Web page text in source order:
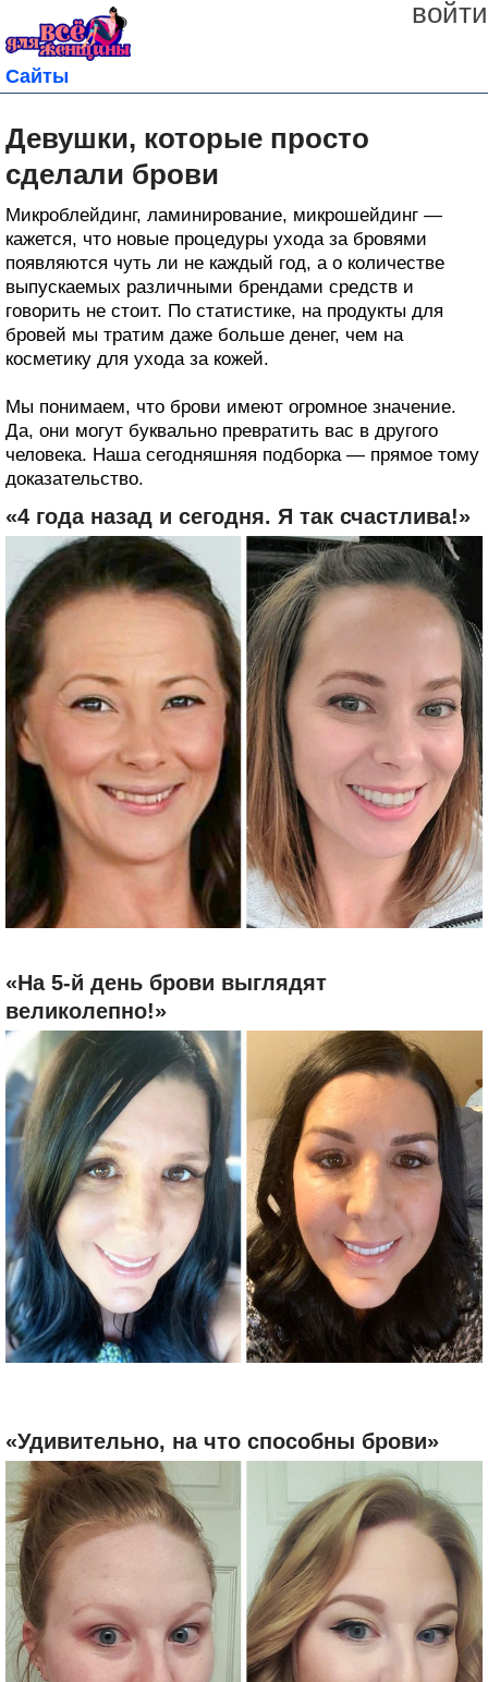
войти
Сайты
Девушки, которые просто
сделали брови
Микроблейдинг, ламинирование, микрошейдинг —
кажется, что новые процедуры ухода за бровями
появляются чуть ли не каждый год, а о количестве
выпускаемых различными брендами средств и
говорить не стоит. По статистике, на продукты для
бровей мы тратим даже больше денег, чем на
косметику для ухода за кожей.
Мы понимаем, что брови имеют огромное значение.
Да, они могут буквально превратить вас в другого
человека. Наша сегодняшняя подборка — прямое тому
доказательство.
«4 года назад и сегодня. Я так счастлива!»
«На 5-й день брови выглядят
великолепно!»
«Удивительно, на что способны брови»